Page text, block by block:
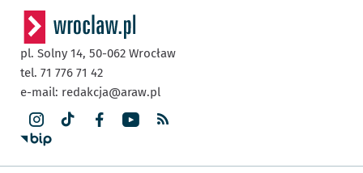
pl. Solny 14, 50-062 Wrocław
tel. 71 776 71 42
e-mail: redakcja@araw.pl